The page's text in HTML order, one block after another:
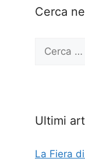
Cerca
Ricerca
Ultimi
La Fiera